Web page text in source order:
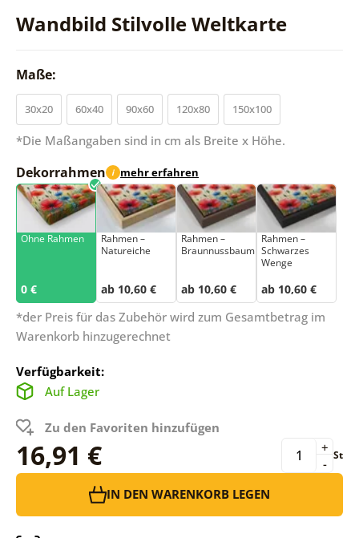
Wandbild Stilvolle Weltkarte
Maße:
30x20 60x40 90x60 120x80 150x100
*Die Maßangaben sind in cm als Breite x Höhe.
Dekorrahmen i mehr erfahren
Ohne Rahmen
0 €
Rahmen –
Natureiche
ab 10,60 €
Rahmen –
Braunnussbaum
ab 10,60 €
Rahmen –
Schwarzes
Wenge
ab 10,60 €
*der Preis für das Zubehör wird zum Gesamtbetrag im
Warenkorb hinzugerechnet
Verfügbarkeit:
Auf Lager
Zu den Favoriten hinzufügen
16,91 € -
+ St
IN DEN WARENKORB LEGEN